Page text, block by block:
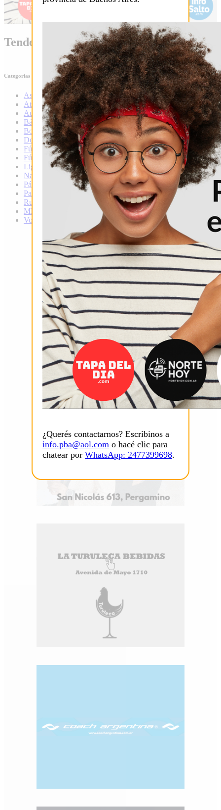
¿Querés contactarnos? Escribinos a
info.pba@aol.com o hacé clic para
chatear por WhatsApp: 2477399698.
Tendencia
Categorias
Ascenso
Atletismo
Automovilismo
Básquet
Boxeo
Douglas
Fútbol
Fútbol local
Liga infantil de fútbol
Natación
Pádel
Patín
Rugby
MMA
Voley